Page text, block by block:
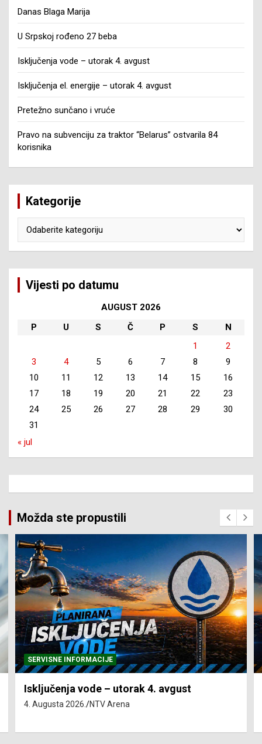
Danas Blaga Marija
U Srpskoj rođeno 27 beba
Isključenja vode – utorak 4. avgust
Isključenja el. energije – utorak 4. avgust
Pretežno sunčano i vruće
Pravo na subvenciju za traktor “Belarus” ostvarila 84
korisnika
Kategorije
Vijesti po datumu
AUGUST 2026
P
U S Č P S
N
1
2
3
4 5 6 7 8
9
10
11 12 13 14 15
16
17
18 19 20 21 22
23
24
25 26 27 28 29
30
31
« jul
Možda ste propustili
SERVISNE INFORMACIJE
Isključenja vode – utorak 4. avgust
4. Augusta 2026. NTV Arena